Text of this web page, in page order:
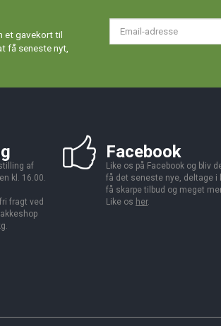
et gavekort til
få seneste nyt,
af
kl. 16.00.
fragt ved
Facebook
Like os på Facebook og bliv
få det seneste nye, deltage i
få skarpe tilbud og meget
Like os her.